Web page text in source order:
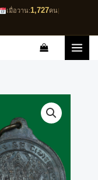
เมื่อวาน:1,727คน|